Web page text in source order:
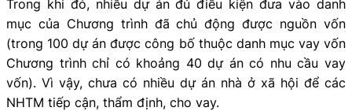
Trong khi đó, nhiều dự án đủ điều kiện đưa vào danh
mục của Chương trình đã chủ động được nguồn vốn
(trong 100 dự án được công bố thuộc danh mục vay vốn
Chương trình chỉ có khoảng 40 dự án có nhu cầu vay
vốn). Vì vậy, chưa có nhiều dự án nhà ở xã hội để các
NHTM tiếp cận, thẩm định, cho vay.